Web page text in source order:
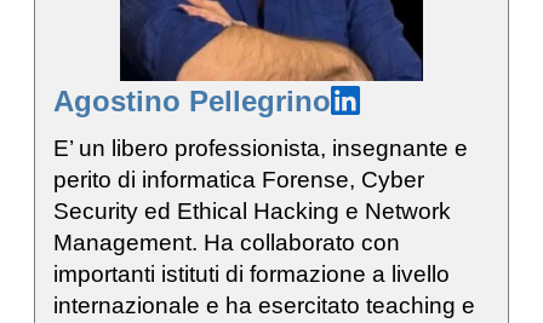
Agostino Pellegrino
E’ un libero professionista, insegnante e
perito di informatica Forense, Cyber
Security ed Ethical Hacking e Network
Management. Ha collaborato con
importanti istituti di formazione a livello
internazionale e ha esercitato teaching e